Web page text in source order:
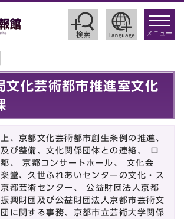
toggle
メニュー
文化芸術都市推進室文化
、京都文化芸術都市創生条例の推進、
び整備、文化関係団体との連絡、 ロ
、 京都コンサートホール、 文化会
堂、久世ふれあいセンターの文化・ス
都芸術センター、 公益財団法人京都
興財団及び公益財団法人京都市芸術文
に関する事務、京都市立芸術大学関係